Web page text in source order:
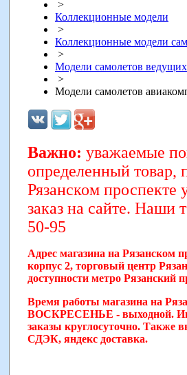
>
Коллекционные модели
>
Коллекционные модели
>
Модели самолетов
>
Модели самолетов
Важно: уважаемые
определенный товар,
Рязанском проспекте
заказ на сайте. Наши
50-95
Адрес магазина на Рязанском
корпус 2, торговый центр
доступности метро Рязанский
Время работы магазина на
ВОСКРЕСЕНЬЕ - выходной.
заказы круглосуточно. Также
СДЭК, яндекс доставка.